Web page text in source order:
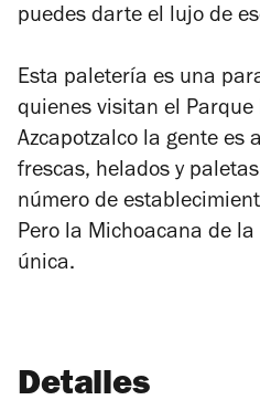
puedes darte el lujo de
Esta paletería es una
quienes visitan el Parque
Azcapotzalco la gente es
frescas, helados y
número de
Pero la Michoacana de
única.
Detalles